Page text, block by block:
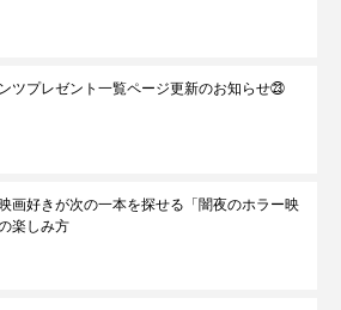
ツプレゼント一覧ページ更新のお知らせ㉓
画好きが次の一本を探せる「闇夜のホラー映
楽しみ方